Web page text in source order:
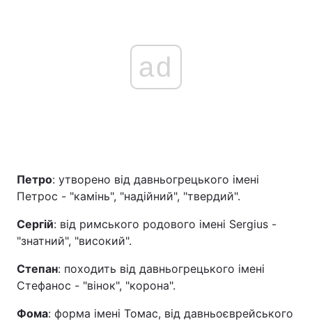
ad
Петро: утворено від давньогрецького імені
Петрос - "камінь", "надійний", "твердий".
Сергій: від римського родового імені Sergius -
"знатний", "високий".
Степан: походить від давньогрецького імені
Стефанос - "вінок", "корона".
Фома: форма імені Томас, від давньоєврейського